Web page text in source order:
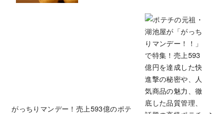
がっちりマンデー！売上593億のポテ